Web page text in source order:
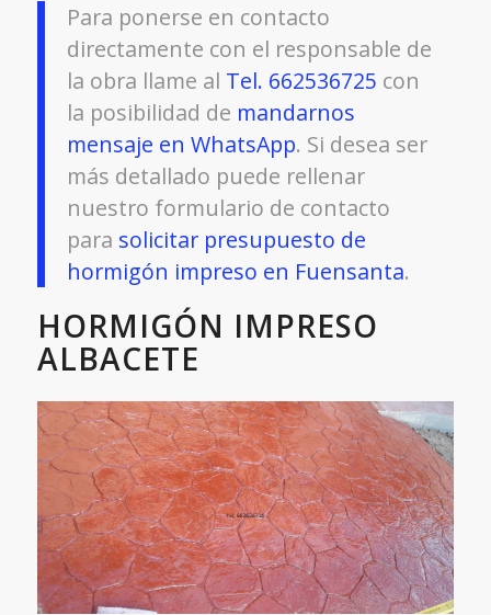
Para ponerse en contacto
directamente con el responsable de
la obra llame al Tel. 662536725 con
la posibilidad de mandarnos
mensaje en WhatsApp. Si desea ser
más detallado puede rellenar
nuestro formulario de contacto
para solicitar presupuesto de
hormigón impreso en Fuensanta.
HORMIGÓN IMPRESO
ALBACETE